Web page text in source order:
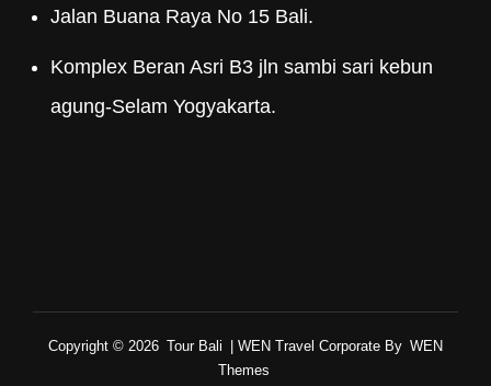
Jalan Buana Raya No 15 Bali.
Komplex Beran Asri B3 jln sambi sari kebun
agung-Selam Yogyakarta.
Copyright © 2026 Tour Bali | WEN Travel Corporate By WEN
Themes